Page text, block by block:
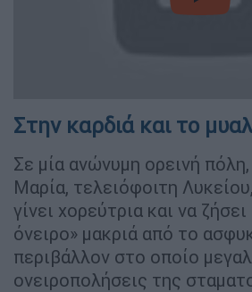
video
Στην καρδιά και το
Σε μία ανώνυμη ορεινή
Μαρία, τελειόφοιτη
γίνει χορεύτρια και να
όνειρο» μακριά από το
περιβάλλον στο οποίο
ονειροπολήσεις της